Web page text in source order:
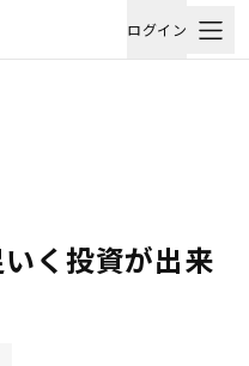
ログイン
く投資が出来